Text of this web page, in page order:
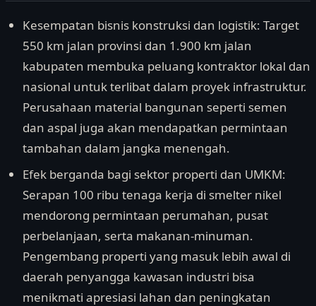
Kesempatan bisnis konstruksi dan logistik: Target
550 km jalan provinsi dan 1.900 km jalan
kabupaten membuka peluang kontraktor lokal dan
nasional untuk terlibat dalam proyek infrastruktur.
Perusahaan material bangunan seperti semen
dan aspal juga akan mendapatkan permintaan
tambahan dalam jangka menengah.
Efek berganda bagi sektor properti dan UMKM:
Serapan 100 ribu tenaga kerja di smelter nikel
mendorong permintaan perumahan, pusat
perbelanjaan, serta makanan-minuman.
Pengembang properti yang masuk lebih awal di
daerah penyangga kawasan industri bisa
menikmati apresiasi lahan dan peningkatan